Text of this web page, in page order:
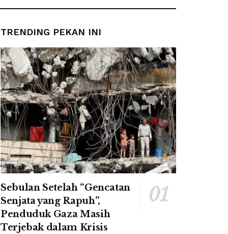
TRENDING PEKAN INI
Sebulan Setelah “Gencatan
Senjata yang Rapuh”,
Penduduk Gaza Masih
Terjebak dalam Krisis